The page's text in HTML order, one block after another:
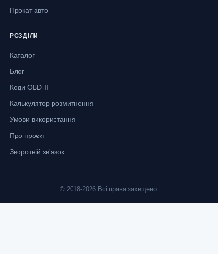
Прокат авто
РОЗДІЛИ
Каталог
Блог
Коди OBD-II
Калькулятор розмитнення
Умови використання
Про проєкт
Зворотній зв'язок
© 2018-2026 Всі права захищено.